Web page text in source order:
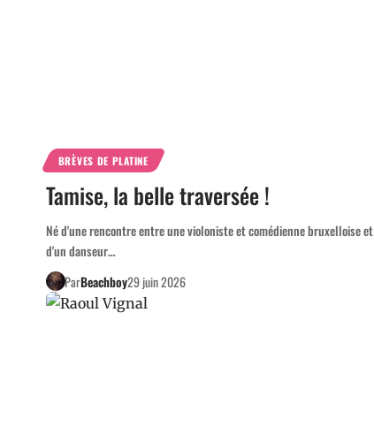
BRÈVES DE PLATINE
Tamise, la belle traversée !
Né d'une rencontre entre une violoniste et comédienne bruxelloise et
d'un danseur…
ParBeachboy29 juin 2026